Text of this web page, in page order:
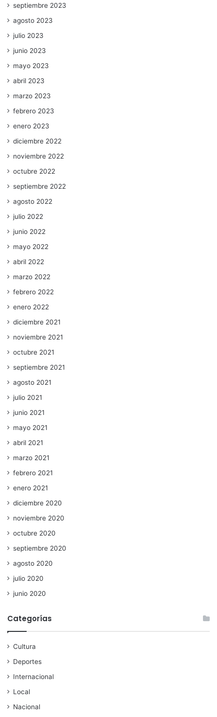
septiembre 2023
agosto 2023
julio 2023
junio 2023
mayo 2023
abril 2023
marzo 2023
febrero 2023
enero 2023
diciembre 2022
noviembre 2022
octubre 2022
septiembre 2022
agosto 2022
julio 2022
junio 2022
mayo 2022
abril 2022
marzo 2022
febrero 2022
enero 2022
diciembre 2021
noviembre 2021
octubre 2021
septiembre 2021
agosto 2021
julio 2021
junio 2021
mayo 2021
abril 2021
marzo 2021
febrero 2021
enero 2021
diciembre 2020
noviembre 2020
octubre 2020
septiembre 2020
agosto 2020
julio 2020
junio 2020
Categorías
Cultura
Deportes
Internacional
Local
Nacional